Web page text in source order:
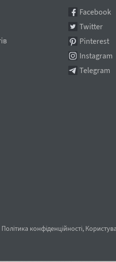
Facebook
Twitter
Pinterest
Instagram
Telegram
Політика конфіденційності,